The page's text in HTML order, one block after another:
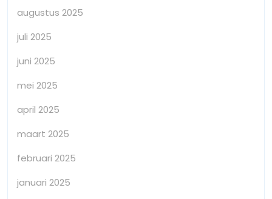
augustus 2025
juli 2025
juni 2025
mei 2025
april 2025
maart 2025
februari 2025
januari 2025